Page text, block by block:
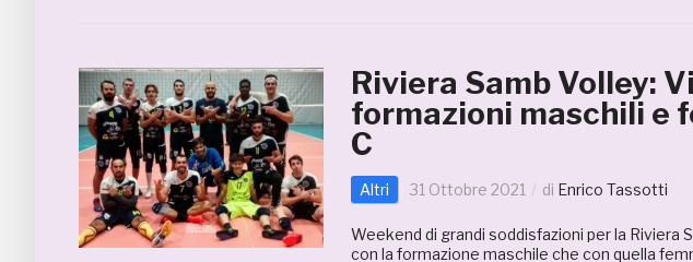
Riviera Samb Volley:
formazioni maschili e
C
Altri 31 Ottobre 2021 di Enrico Tassotti
Weekend di grandi soddisfazioni per la Riviera
con la formazione maschile che con quella